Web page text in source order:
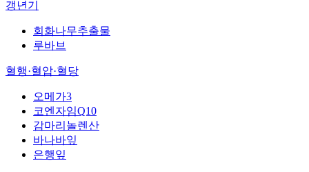
갱년기
회화나무추출물
루바브
혈행·혈압·혈당
오메가3
코엔자임Q10
감마리놀렌산
바나바잎
은행잎